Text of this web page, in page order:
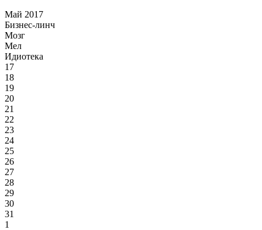
Май 2017
Бизнес-линч
Мозг
Мел
Идиотека
17
18
19
20
21
22
23
24
25
26
27
28
29
30
31
1